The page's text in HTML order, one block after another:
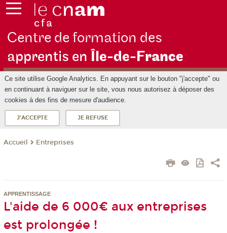
Centre de formation des
apprentis en Île-de-France
Ce site utilise Google Analytics. En appuyant sur le bouton "j'accepte" ou
en continuant à naviguer sur le site, vous nous autorisez à déposer des
cookies à des fins de mesure d'audience.
J'ACCEPTE JE REFUSE
Accueil Entreprises
APPRENTISSAGE
L'aide de 6 000€ aux entreprises
est prolongée !